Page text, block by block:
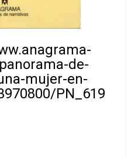
de-
mujer-en-
PN_619